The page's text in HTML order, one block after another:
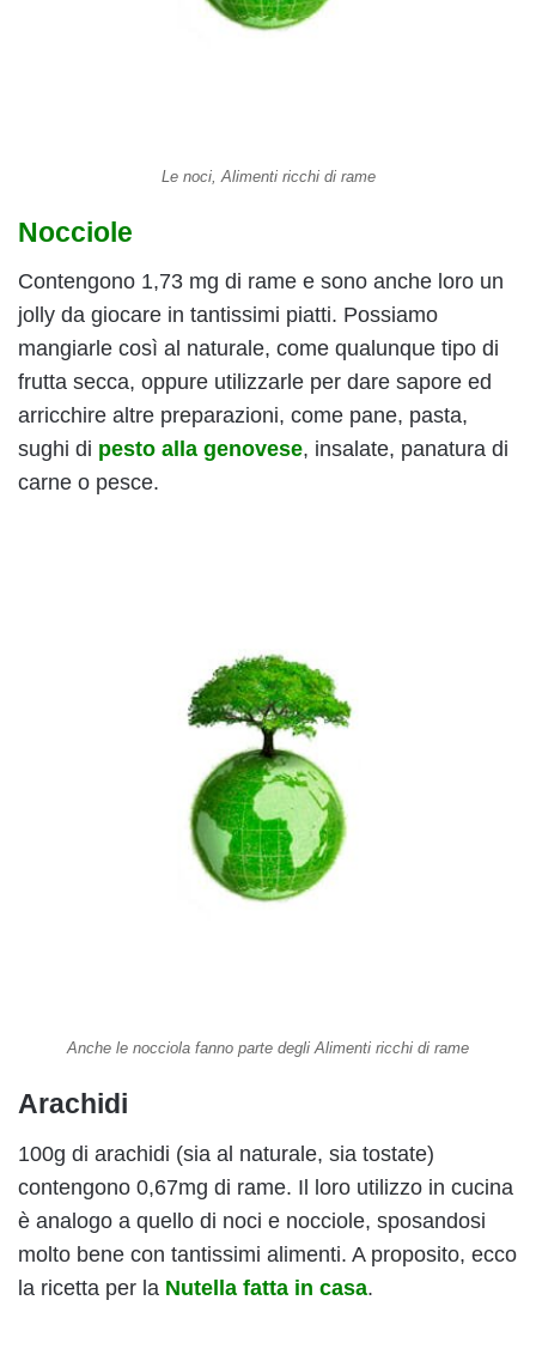
Le noci, Alimenti ricchi di rame
Nocciole
Contengono 1,73 mg di rame e sono anche loro un
jolly da giocare in tantissimi piatti. Possiamo
mangiarle così al naturale, come qualunque tipo di
frutta secca, oppure utilizzarle per dare sapore ed
arricchire altre preparazioni, come pane, pasta,
sughi di pesto alla genovese, insalate, panatura di
carne o pesce.
Anche le nocciola fanno parte degli Alimenti ricchi di rame
Arachidi
100g di arachidi (sia al naturale, sia tostate)
contengono 0,67mg di rame. Il loro utilizzo in cucina
è analogo a quello di noci e nocciole, sposandosi
molto bene con tantissimi alimenti. A proposito, ecco
la ricetta per la Nutella fatta in casa.